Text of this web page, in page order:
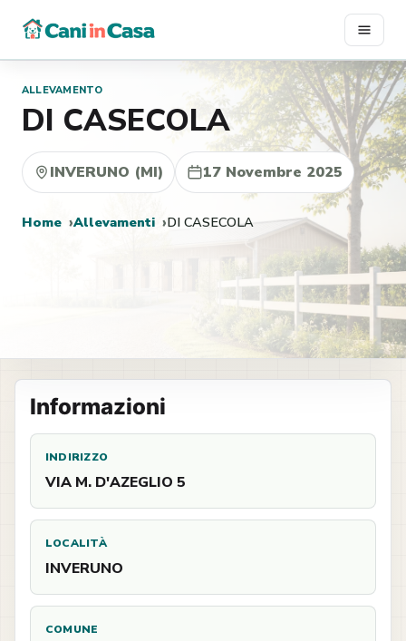
contenuto
ALLEVAMENTO
DI CASECOLA
INVERUNO (MI) 17 Novembre 2025
Home Allevamenti DI CASECOLA
Informazioni
INDIRIZZO
VIA M. D'AZEGLIO 5
LOCALITÀ
INVERUNO
COMUNE